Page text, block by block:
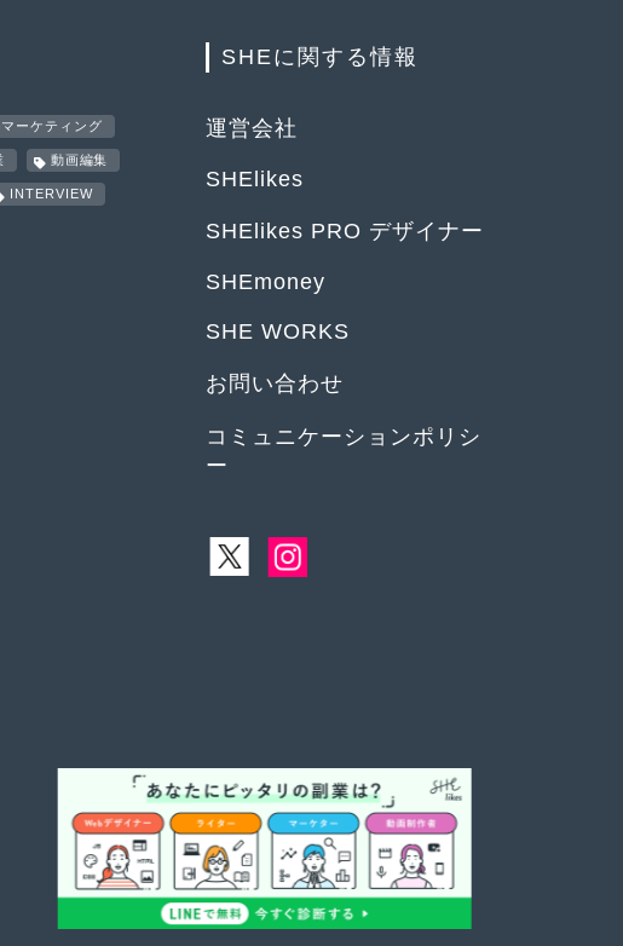
ーケティング
動画編集
INTERVIEW
SHEに関する情報
運営会社
SHElikes
SHElikes PRO デザイナー
SHEmoney
SHE WORKS
お問い合わせ
コミュニケーションポリシ
ー